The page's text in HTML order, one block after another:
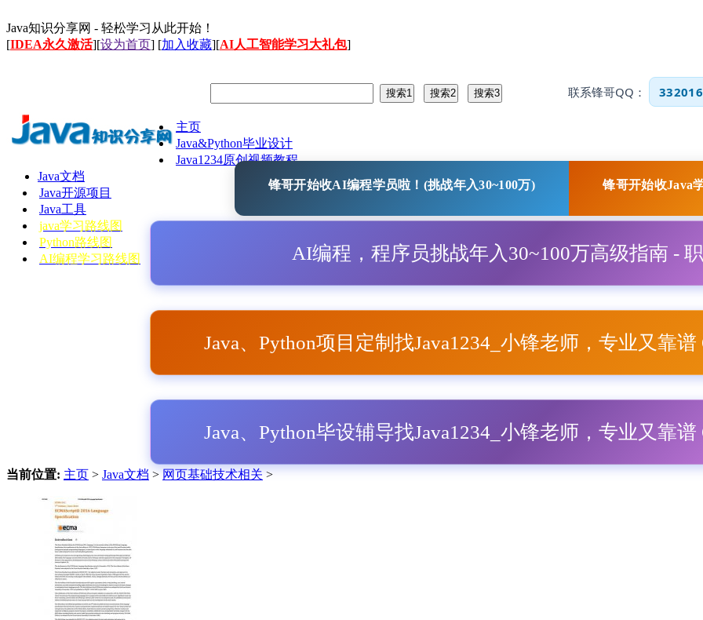
Java知识分享网 - 轻松学习从此开始！
[IDEA永久激活][设为首页] [加入收藏][AI人工智能学习大礼包]
联系锋哥QQ：
主页
Java&Python毕业设计
Java1234原创视频教程
Java文档
Java开源项目
Java工具
java学习路线图
Python路线图
AI编程学习路线图
锋哥开始收AI编程学员啦！(挑战年入30~100万) 锋哥开始收Java
AI编程，程序员挑战年入30~100万高级指南 -
Java、Python项目定制找Java1234_小锋老师，专业又靠谱
Java、Python毕设辅导找Java1234_小锋老师，专业又靠谱
当前位置: 主页 > Java文档 > 网页基础技术相关 >